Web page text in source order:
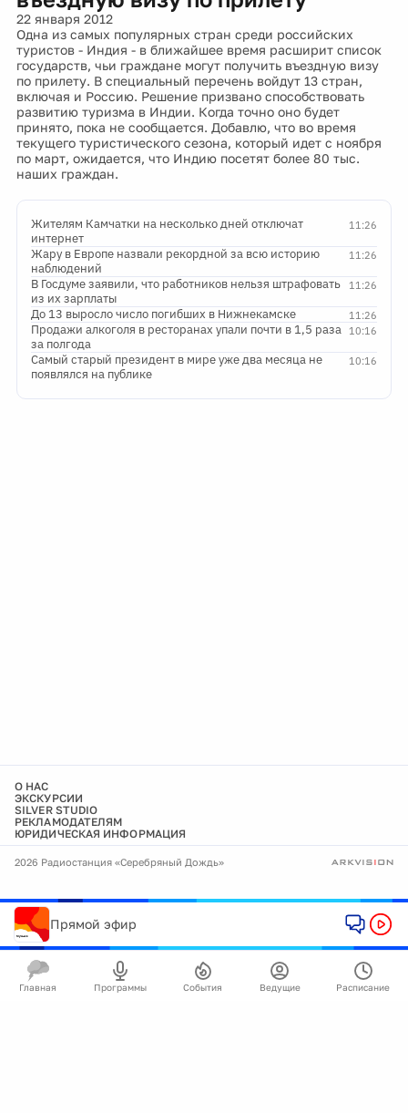
22 января 2012
Одна из самых популярных стран среди российских
туристов - Индия - в ближайшее время расширит список
государств, чьи граждане могут получить въездную визу
по прилету. В специальный перечень войдут 13 стран,
включая и Россию. Решение призвано способствовать
развитию туризма в Индии. Когда точно оно будет
принято, пока не сообщается. Добавлю, что во время
текущего туристического сезона, который идет с ноября
по март, ожидается, что Индию посетят более 80 тыс.
наших граждан.
11:26
Жителям Камчатки на несколько дней отключат
интернет
11:26
Жару в Европе назвали рекордной за всю историю
наблюдений
11:26
В Госдуме заявили, что работников нельзя штрафовать
из их зарплаты
11:26
До 13 выросло число погибших в Нижнекамске
10:16
Продажи алкоголя в ресторанах упали почти в 1,5 раза
за полгода
10:16
Самый старый президент в мире уже два месяца не
появлялся на публике
О НАС
ЭКСКУРСИИ
SILVER STUDIO
РЕКЛАМОДАТЕЛЯМ
ЮРИДИЧЕСКАЯ ИНФОРМАЦИЯ
2026 Радиостанция «Серебряный Дождь»
Прямой эфир
Главная Программы События Ведущие Расписание